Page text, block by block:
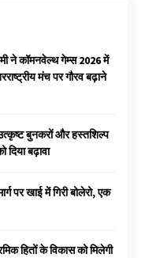
ने कॉमनवेल्थ गेम्स 2026 में
मंच पर गौरव बढ़ाने
बुनकरों और हस्तशिल्प
दिया बढ़ावा
खाई में गिरी बोलेरो, एक
हितों के विकास को मिलेगी